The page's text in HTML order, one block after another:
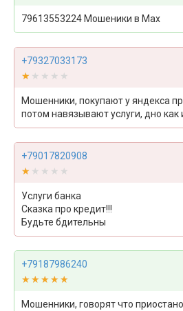
79613553224 Мошеники в Max
+79327033173
★★★★★
★★★★★
Мошенники, покупают у яндекса
потом навязывают услуги, дно как
+79017820908
★★★★★
★★★★★
Услуги банка
Сказка про кредит!!!
Будьте бдительны
+79187986240
★★★★★
★★★★★
Мошенники, говорят что